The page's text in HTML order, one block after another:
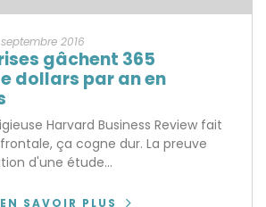
2016
gâchent 365
dollars par an en
Harvard Business Review fait
ça cogne dur. La preuve
d'une étude...
EN SAVOIR PLUS